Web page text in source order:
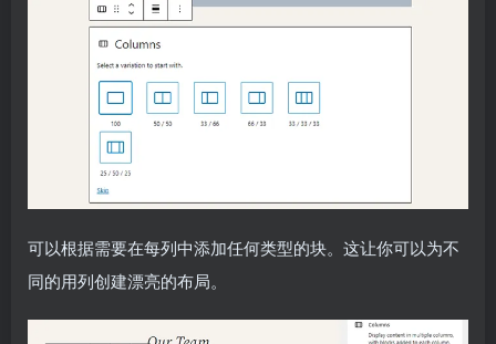
可以根据需要在每列中添加任何类型的块。这让你可以为不
同的用列创建漂亮的布局。